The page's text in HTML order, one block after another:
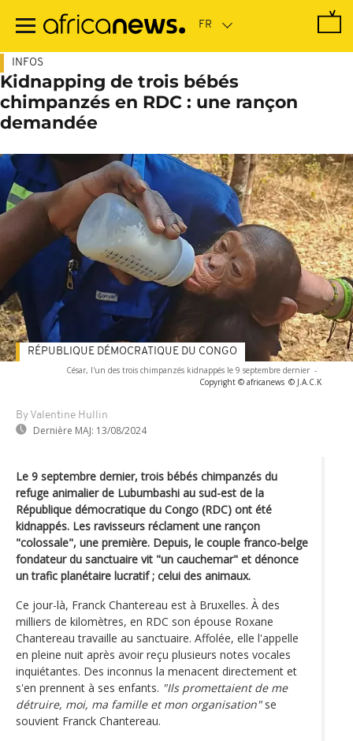
contenu
INFOS
Kidnapping de trois bébés
chimpanzés en RDC : une rançon
demandée
César, l'un des trois chimpanzés kidnappés le 9 septembre dernier -
Copyright © africanews © J.A.C.K
By Valentine Hullin
Dernière MAJ: 13/08/2024
RÉPUBLIQUE DÉMOCRATIQUE DU CONGO
Le 9 septembre dernier, trois bébés chimpanzés du
refuge animalier de Lubumbashi au sud-est de la
République démocratique du Congo (RDC) ont été
kidnappés. Les ravisseurs réclament une rançon
"colossale", une première. Depuis, le couple franco-belge
fondateur du sanctuaire vit "un cauchemar" et dénonce
un trafic planétaire lucratif ; celui des animaux.
Ce jour-là, Franck Chantereau est à Bruxelles. À des
milliers de kilomètres, en RDC son épouse Roxane
Chantereau travaille au sanctuaire. Affolée, elle l'appelle
en pleine nuit après avoir reçu plusieurs notes vocales
inquiétantes. Des inconnus la menacent directement et
s'en prennent à ses enfants. "Ils promettaient de me
détruire, moi, ma famille et mon organisation"se
souvient Franck Chantereau.